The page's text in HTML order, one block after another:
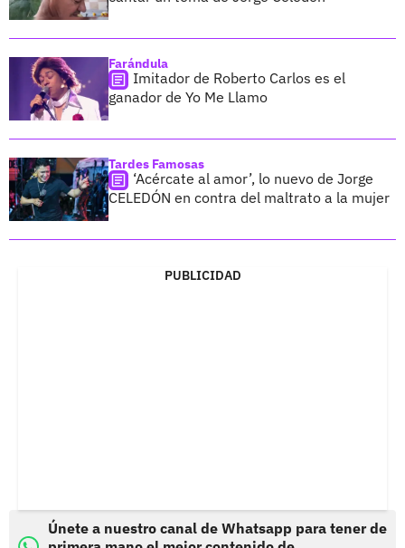
Farándula
Imitador de Roberto Carlos es el
ganador de Yo Me Llamo
Tardes Famosas
‘Acércate al amor’, lo nuevo de Jorge
CELEDÓN en contra del maltrato a la mujer
PUBLICIDAD
Únete a nuestro canal de Whatsapp para tener de